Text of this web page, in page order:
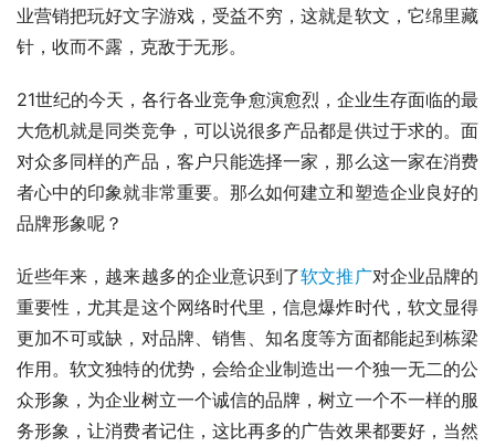
业营销把玩好文字游戏，受益不穷，这就是软文，它绵里藏
针，收而不露，克敌于无形。
21世纪的今天，各行各业竞争愈演愈烈，企业生存面临的最
大危机就是同类竞争，可以说很多产品都是供过于求的。面
对众多同样的产品，客户只能选择一家，那么这一家在消费
者心中的印象就非常重要。那么如何建立和塑造企业良好的
品牌形象呢？
近些年来，越来越多的企业意识到了软文推广对企业品牌的
重要性，尤其是这个网络时代里，信息爆炸时代，软文显得
更加不可或缺，对品牌、销售、知名度等方面都能起到栋梁
作用。软文独特的优势，会给企业制造出一个独一无二的公
众形象，为企业树立一个诚信的品牌，树立一个不一样的服
务形象，让消费者记住，这比再多的广告效果都要好，当然